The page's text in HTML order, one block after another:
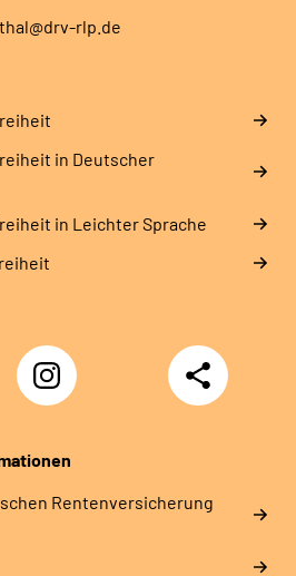
rlp.de
in Deutscher
in Leichter Sprache
Instagram
DRV
Nachwuchskräfte
Teilen
Rentenversicherung